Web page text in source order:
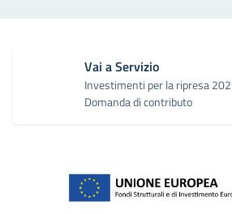
Vai a Servizio
Investimenti per la ripresa
Domanda di contributo